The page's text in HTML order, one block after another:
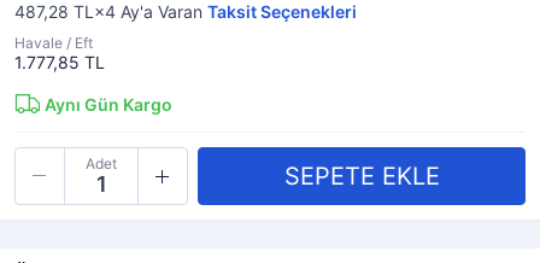
487,28 TL×4 Ay'a Varan Taksit Seçenekleri
Havale / Eft
1.777,85 TL
Aynı Gün Kargo
Adet